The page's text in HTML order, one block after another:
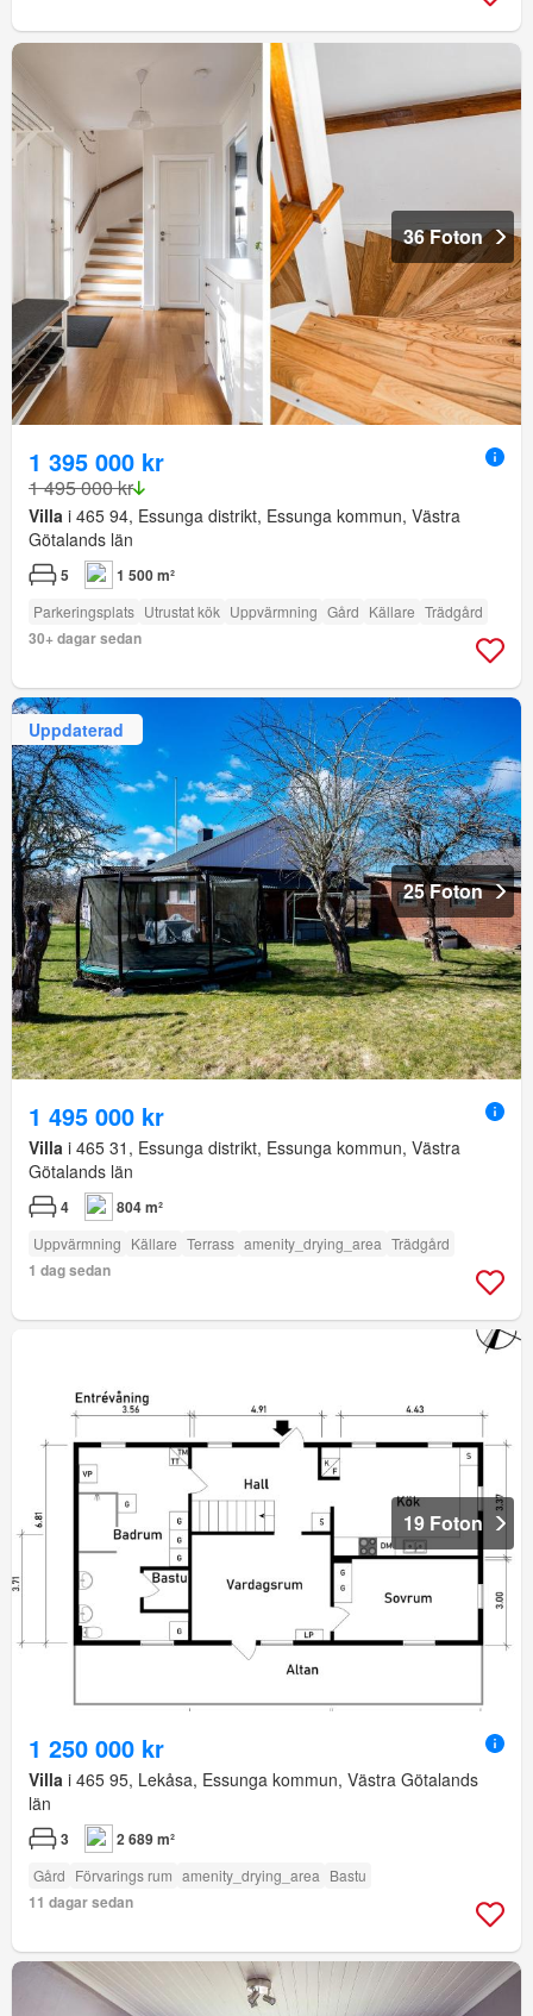
36 Foton
1 395 000 kr
1 495 000 kr
Villa i 465 94, Essunga distrikt, Essunga kommun, Västra
Götalands län
5 1 500 m²
Parkeringsplats Utrustat kök Uppvärmning Gård Källare Trädgård
30+ dagar sedan
Uppdaterad
25 Foton
1 495 000 kr
Villa i 465 31, Essunga distrikt, Essunga kommun, Västra
Götalands län
4 804 m²
Uppvärmning Källare Terrass amenity_drying_area Trädgård
1 dag sedan
19 Foton
1 250 000 kr
Villa i 465 95, Lekåsa, Essunga kommun, Västra Götalands
län
3 2 689 m²
Gård Förvarings rum amenity_drying_area Bastu
11 dagar sedan